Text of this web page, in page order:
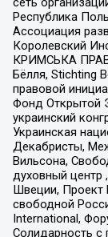
Республика
Ассоциация
Королевский
КРИМСЬКА
Бёлля, Stichting
правовой
Фонд Открытой
украинский
Украинская
Декабристы,
Вильсона,
духовный центр
Швеции, Проект
свободной
International,
Солидарность с